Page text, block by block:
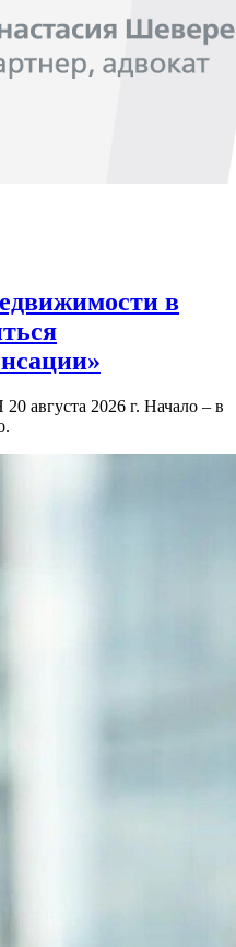
в
августа 2026 г. Начало – в